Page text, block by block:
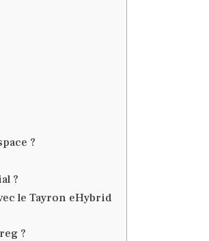
?
?
le Tayron eHybrid
?